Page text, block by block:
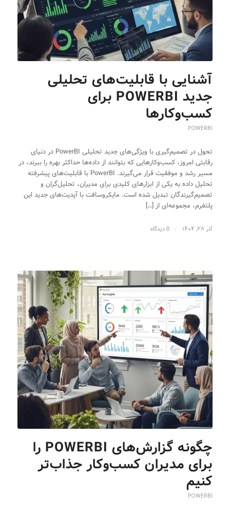
آشنایی با قابلیت‌های تحلیلی
جدید POWERBI برای
کسب‌وکارها
POWERBI
تحول در تصمیم‌گیری با ویژگی‌های جدید تحلیلی PowerBI در دنیای
رقابتی امروز، کسب‌وکارهایی که بتوانند از داده‌ها حداکثر بهره را ببرند، در
مسیر رشد و موفقیت قرار می‌گیرند. PowerBI با قابلیت‌های پیشرفته
تحلیل داده به یکی از ابزارهای کلیدی برای مدیران، تحلیل‌گران و
تصمیم‌گیرندگان تبدیل شده است. مایکروسافت با آپدیت‌های جدید این
پلتفرم، مجموعه‌ای از […]
آذر ۲۸, ۱۴۰۴ / 0 دیدگاه
چگونه گزارش‌های POWERBI را
برای مدیران کسب‌وکار جذاب‌تر
کنیم
POWERBI